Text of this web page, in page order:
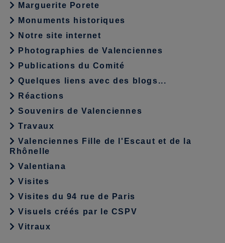
Marguerite Porete
Monuments historiques
Notre site internet
Photographies de Valenciennes
Publications du Comité
Quelques liens avec des blogs...
Réactions
Souvenirs de Valenciennes
Travaux
Valenciennes Fille de l'Escaut et de la
Rhônelle
Valentiana
Visites
Visites du 94 rue de Paris
Visuels créés par le CSPV
Vitraux